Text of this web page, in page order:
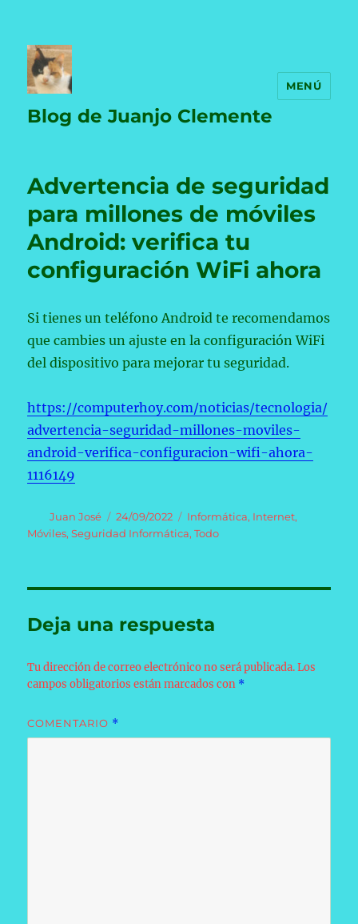
Blog de Juanjo Clemente
MENÚ
Advertencia de seguridad
para millones de móviles
Android: verifica tu
configuración WiFi ahora
Si tienes un teléfono Android te recomendamos
que cambies un ajuste en la configuración WiFi
del dispositivo para mejorar tu seguridad.
https://computerhoy.com/noticias/tecnologia/
advertencia-seguridad-millones-moviles-
android-verifica-configuracion-wifi-ahora-
1116149
Autor
Juan José
Publicado
el
24/09/2022 Categorías
Informática, Internet,
Móviles,Seguridad Informática,Todo
Deja una respuesta
Tu dirección de correo electrónico no será publicada. Los
campos obligatorios están marcados con *
COMENTARIO *